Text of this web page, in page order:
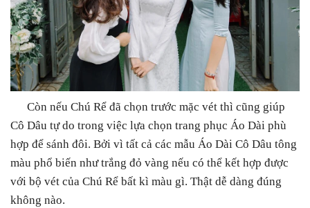
Còn nếu Chú Rể đã chọn trước mặc vét thì cũng giúp
Cô Dâu tự do trong việc lựa chọn trang phục Áo Dài phù
hợp để sánh đôi. Bởi vì tất cả các mẫu Áo Dài Cô Dâu tông
màu phổ biến như trắng đỏ vàng nếu có thể kết hợp được
với bộ vét của Chú Rể bất kì màu gì. Thật dễ dàng đúng
không nào.